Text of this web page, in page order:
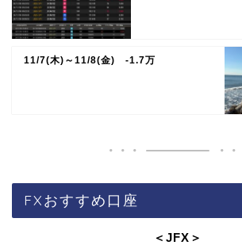
11/7(木)～11/8(金) -1.7万
FXおすすめ口座
＜JFX ＞